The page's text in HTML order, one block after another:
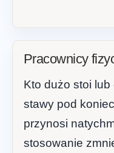
Pracownicy
Kto dużo stoi
stawy pod
przynosi
stosowanie